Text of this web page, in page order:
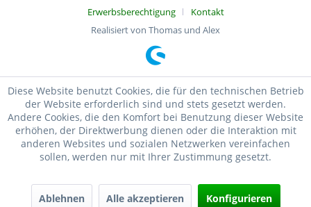
Erwerbsberechtigung
Kontakt
Realisiert von Thomas und Alex
Diese Website benutzt Cookies, die für den technischen Betrieb
der Website erforderlich sind und stets gesetzt werden.
Andere Cookies, die den Komfort bei Benutzung dieser Website
erhöhen, der Direktwerbung dienen oder die Interaktion mit
anderen Websites und sozialen Netzwerken vereinfachen
sollen, werden nur mit Ihrer Zustimmung gesetzt.
Ablehnen Alle akzeptieren Konfigurieren